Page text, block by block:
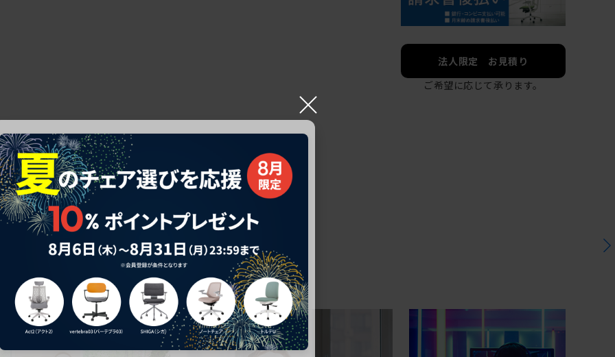
法人限定 お見積り
ご希望に応じて承ります。
×